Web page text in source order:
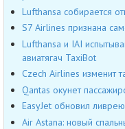
Lufthansa собирается
S7 Airlines признана
Lufthansa и IAI
авиатягач TaxiBot
Czech Airlines изменит
Qantas окунет
EasyJet обновил ливрею
Air Astana: новый